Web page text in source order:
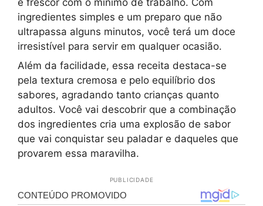
e frescor com o mínimo de trabalho. Com
ingredientes simples e um preparo que não
ultrapassa alguns minutos, você terá um doce
irresistível para servir em qualquer ocasião.
Além da facilidade, essa receita destaca-se
pela textura cremosa e pelo equilíbrio dos
sabores, agradando tanto crianças quanto
adultos. Você vai descobrir que a combinação
dos ingredientes cria uma explosão de sabor
que vai conquistar seu paladar e daqueles que
provarem essa maravilha.
PUBLICIDADE